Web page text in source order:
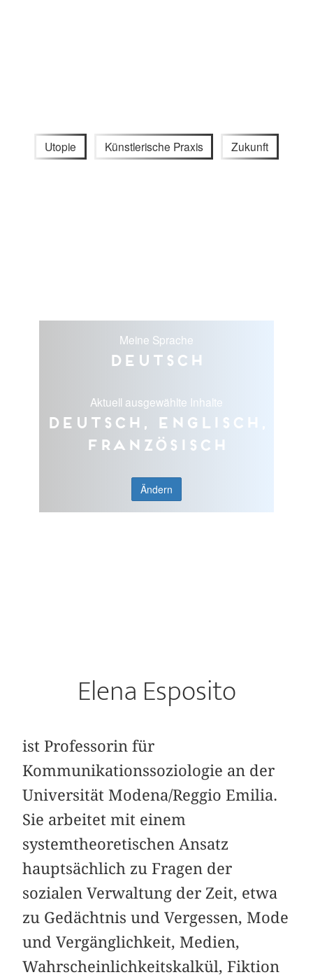
Utopie Künstlerische Praxis Zukunft
Meine Sprache
Deutsch
Aktuell ausgewählte Inhalte
Deutsch, Englisch,
Französisch
Ändern
Elena Esposito
ist Professorin für
Kommunikationssoziologie an der
Universität Modena/Reggio Emilia.
Sie arbeitet mit einem
systemtheoretischen Ansatz
hauptsächlich zu Fragen der
sozialen Verwaltung der Zeit, etwa
zu Gedächtnis und Vergessen, Mode
und Vergänglichkeit, Medien,
Wahrscheinlichkeitskalkül, Fiktion